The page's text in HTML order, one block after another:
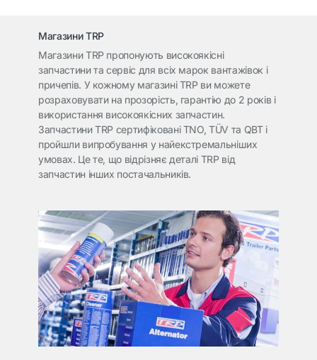
Магазини TRP
Магазини TRP пропонують високоякісні
запчастини та сервіс для всіх марок вантажівок і
причепів. У кожному магазині TRP ви можете
розраховувати на прозорість, гарантію до 2 років і
використання високоякісних запчастин.
Запчастини TRP сертифіковані TNO, TÜV та QBT і
пройшли випробування у найекстремальніших
умовах. Це те, що відрізняє деталі TRP від
запчастин інших постачальників.